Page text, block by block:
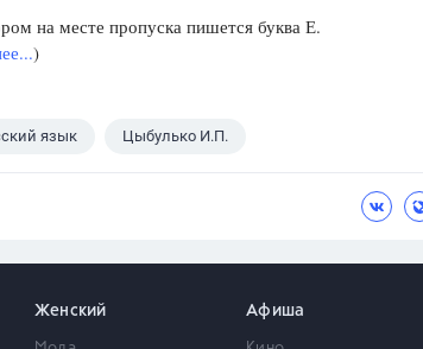
на месте пропуска пишется буква Е.
)
язык Цыбулько И.П.
Женский Афиша